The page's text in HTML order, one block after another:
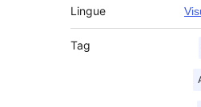
Lingue
Tag